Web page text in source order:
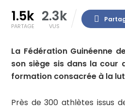
1.5k
PARTAGE
2.3k
VUS
La Fédération Guinéenne
son siège sis dans la cour
formation consacrée à la
Près de 300 athlètes issus